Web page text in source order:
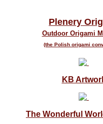
Plenery
Outdoor Origami
(the Polish origami
KB
The Wonderful